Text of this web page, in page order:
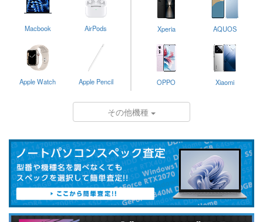
Macbook AirPods
Apple Watch Apple Pencil
Xperia AQUOS
OPPO Xiaomi
その他機種